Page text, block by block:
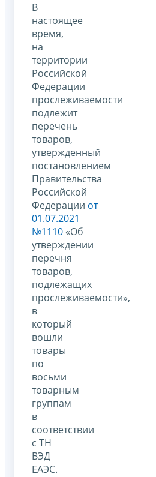
В
настоящее
время,
на
территории
Российской
Федерации
прослеживаемости
подлежит
перечень
товаров,
утвержденный
постановлением
Правительства
Российской
Федерации от
01.07.2021
№1110 «Об
утверждении
перечня
товаров,
подлежащих
прослеживаемости»,
в
который
вошли
товары
по
восьми
товарным
группам
в
соответствии
с ТН
ВЭД
ЕАЭС.